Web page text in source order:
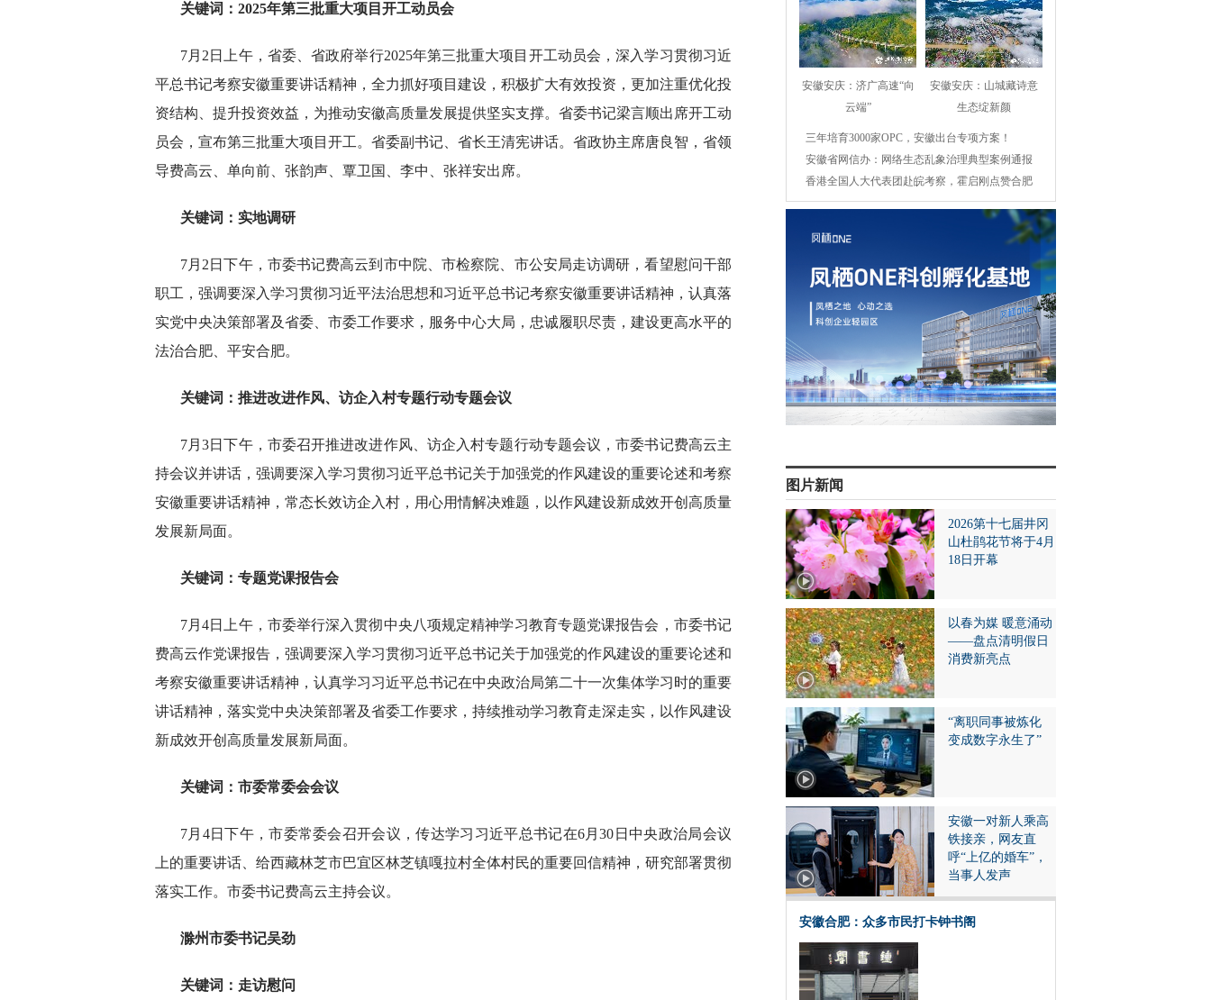
关键词： 2025年第三批重大项目开工动员会
7月2日上午，省委、省政府举行2025年第三批重大项目开工动员会，深入学习贯彻习近
平总书记考察安徽重要讲话精神，全力抓好项目建设，积极扩大有效投资，更加注重优化投
资结构、提升投资效益，为推动安徽高质量发展提供坚实支撑。省委书记梁言顺出席开工动
员会，宣布第三批重大项目开工。省委副书记、省长王清宪讲话。省政协主席唐良智，省领
导费高云、单向前、张韵声、覃卫国、李中、张祥安出席。
关键词： 实地调研
7月2日下午，市委书记费高云到市中院、市检察院、市公安局走访调研，看望慰问干部
职工，强调要深入学习贯彻习近平法治思想和习近平总书记考察安徽重要讲话精神，认真落
实党中央决策部署及省委、市委工作要求，服务中心大局，忠诚履职尽责，建设更高水平的
法治合肥、平安合肥。
关键词： 推进改进作风、访企入村专题行动专题会议
7月3日下午，市委召开推进改进作风、访企入村专题行动专题会议，市委书记费高云主
持会议并讲话，强调要深入学习贯彻习近平总书记关于加强党的作风建设的重要论述和考察
安徽重要讲话精神，常态长效访企入村，用心用情解决难题，以作风建设新成效开创高质量
发展新局面。
关键词： 专题党课报告会
7月4日上午，市委举行深入贯彻中央八项规定精神学习教育专题党课报告会，市委书记
费高云作党课报告，强调要深入学习贯彻习近平总书记关于加强党的作风建设的重要论述和
考察安徽重要讲话精神，认真学习习近平总书记在中央政治局第二十一次集体学习时的重要
讲话精神，落实党中央决策部署及省委工作要求，持续推动学习教育走深走实，以作风建设
新成效开创高质量发展新局面。
关键词：市委常委会会议
7月4日下午，市委常委会召开会议，传达学习习近平总书记在6月30日中央政治局会议
上的重要讲话、给西藏林芝市巴宜区林芝镇嘎拉村全体村民的重要回信精神，研究部署贯彻
落实工作。市委书记费高云主持会议。
滁州市委书记吴劲
关键词： 走访慰问
安徽安庆：济广高速“向
云端”
安徽安庆：山城藏诗意
生态绽新颜
三年培育3000家OPC，安徽出台专项方案！
安徽省网信办：网络生态乱象治理典型案例通报
香港全国人大代表团赴皖考察，霍启刚点赞合肥
图片新闻
2026第十七届井冈
山杜鹃花节将于4月
18日开幕
以春为媒 暖意涌动
——盘点清明假日
消费新亮点
“离职同事被炼化
变成数字永生了”
安徽一对新人乘高
铁接亲，网友直
呼“上亿的婚车”，
当事人发声
安徽合肥：众多市民打卡钟书阁